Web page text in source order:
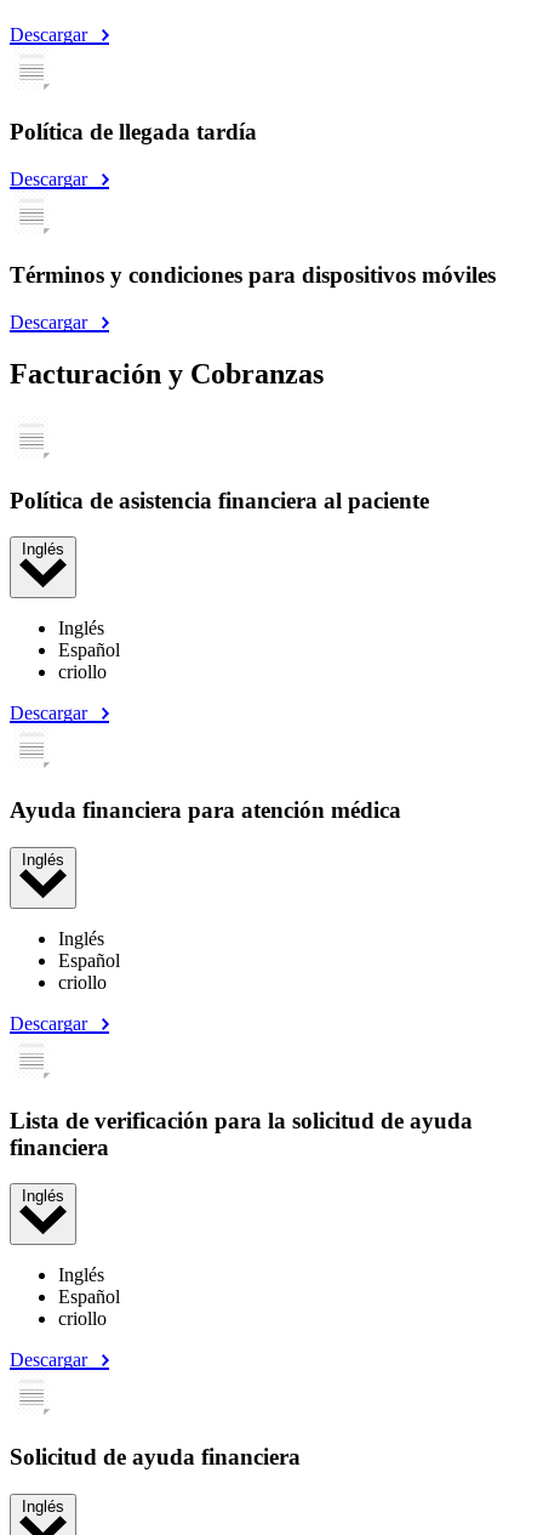
Descargar
Política de llegada tardía
Descargar
Términos y condiciones para dispositivos móviles
Descargar
Facturación y Cobranzas
Política de asistencia financiera al paciente
Inglés
Inglés
Español
criollo
Descargar
Ayuda financiera para atención médica
Inglés
Inglés
Español
criollo
Descargar
Lista de verificación para la solicitud de ayuda
financiera
Inglés
Inglés
Español
criollo
Descargar
Solicitud de ayuda financiera
Inglés